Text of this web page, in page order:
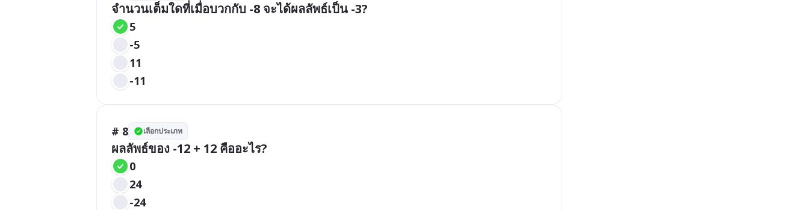
จำนวนเต็มใดที่เมื่อบวกกับ -8 จะได้ผลลัพธ์เป็น -3?
5
-5
11
-11
# 8 เลือกประเภท
ผลลัพธ์ของ -12 + 12 คืออะไร?
0
24
-24